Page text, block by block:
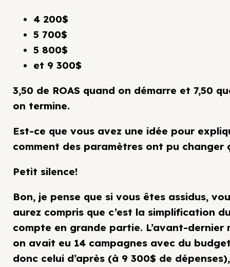
4 200$
5 700$
5 800$
et 9 300$
3,50 de ROAS quand on démarre et 7,50
on termine.
Est-ce que vous avez une idée pour
comment des paramètres ont pu changer
Petit silence!
Bon, je pense que si vous êtes assidus,
aurez compris que c’est la simplification
compte en grande partie. L’avant-dernier
on avait eu 14 campagnes avec du
donc celui d’après (à 9 300$ de dépenses),